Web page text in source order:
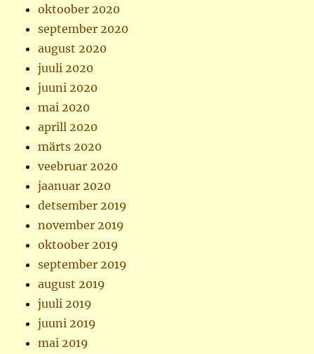
oktoober 2020
september 2020
august 2020
juuli 2020
juuni 2020
mai 2020
aprill 2020
märts 2020
veebruar 2020
jaanuar 2020
detsember 2019
november 2019
oktoober 2019
september 2019
august 2019
juuli 2019
juuni 2019
mai 2019